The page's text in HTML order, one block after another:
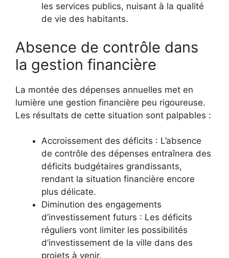
les services publics, nuisant à la qualité
de vie des habitants.
Absence de contrôle dans
la gestion financière
La montée des dépenses annuelles met en
lumière une gestion financière peu rigoureuse.
Les résultats de cette situation sont palpables :
Accroissement des déficits : L’absence
de contrôle des dépenses entraînera des
déficits budgétaires grandissants,
rendant la situation financière encore
plus délicate.
Diminution des engagements
d’investissement futurs : Les déficits
réguliers vont limiter les possibilités
d’investissement de la ville dans des
projets à venir.